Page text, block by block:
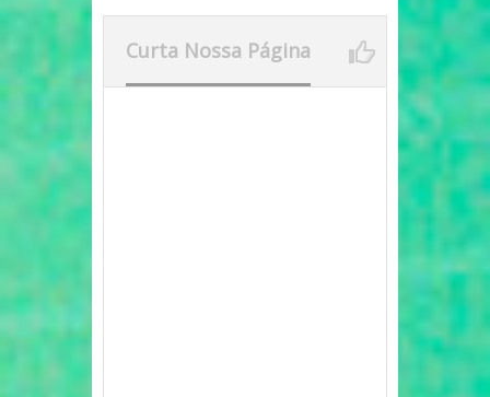
Curta Nossa Página